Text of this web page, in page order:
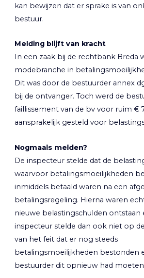
kan bewijzen dat er sprake is van
bestuur.
Melding blijft van kracht
In een zaak bij de rechtbank Breda
modebranche in
Dit was door de bestuurder annex
bij de ontvanger. Toch werd de
faillissement van de bv voor ruim €
aansprakelijk gesteld voor
Nogmaals melden?
De inspecteur stelde dat de
waarvoor betalingsmoeilijkheden
inmiddels betaald waren na een
betalingsregeling. Hierna waren
nieuwe belastingschulden ontstaan
inspecteur stelde dan ook niet op
van het feit dat er nog steeds
betalingsmoeilijkheden bestonden
bestuurder dit opnieuw had